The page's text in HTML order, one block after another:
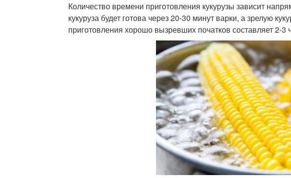
Количество времени приготовления кукурузы зависит
кукуруза будет готова через 20-30 минут варки, а зрелую
приготовления хорошо вызревших початков составляет 2-3